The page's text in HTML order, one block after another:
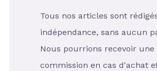
Tous nos articles sont
indépendance, sans aucun
Nous pourrions recevoir une
commission en cas d'achat